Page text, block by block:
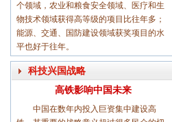
个领域，农业和粮食安全领域、医疗和生
物技术领域获得高等级的项目比往年多；
能源、交通、国防建设领域获奖项目的水
平也好于往年。
科技兴国战略
高铁影响中国未来
中国在数年内投入巨资集中建设高